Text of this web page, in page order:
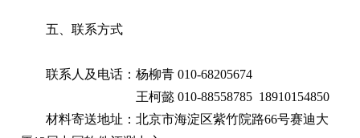
五、联系方式
联系人及电话：杨柳青 010-68205674
王柯懿 010-88558785 18910154850
材料寄送地址：北京市海淀区紫竹院路66号赛迪大